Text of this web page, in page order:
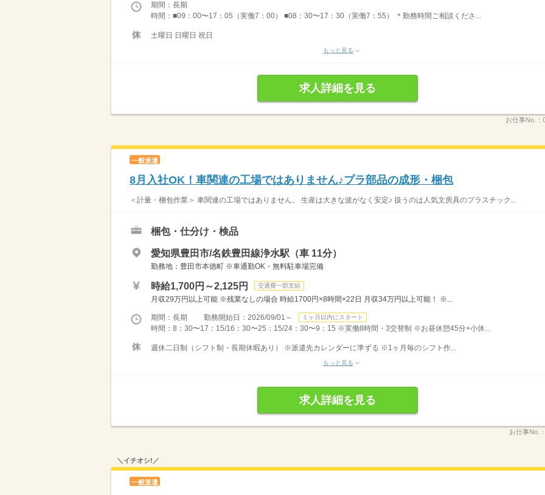
期間：長期
時間：■09：00〜17：05（実働7：00） ■08：30〜17：30（実働7：55） ＊勤務時間ご相談くださ...
土曜日 日曜日 祝日
もっと見る
求人詳細を見る
お仕事No.：
一般派遣
8月入社OK！車関連の工場ではありません♪プラ部品の成形・梱包
＜計量・梱包作業＞ 車関連の工場ではありません。 生産は大きな波がなく安定♪ 扱うのは人気文房具のプラスチック...
梱包・仕分け・検品
愛知県豊田市/名鉄豊田線浄水駅（車 11分）
勤務地：豊田市本徳町 ※車通勤OK・無料駐車場完備
時給1,700円～2,125円 交通費一部支給
月収29万円以上可能 ※残業なしの場合 時給1700円×8時間×22日 月収34万円以上可能！ ※...
期間：長期 勤務開始日：2026/09/01～ １ヶ月以内にスタート
時間：8：30〜17：15/16：30〜25：15/24：30〜9：15 ※実働8時間・3交替制 ※お昼休憩45分+小休...
週休二日制（シフト制・長期休暇あり） ※派遣先カレンダーに準ずる ※1ヶ月毎のシフト作...
もっと見る
求人詳細を見る
お仕事No.：
＼イチオシ!／
一般派遣